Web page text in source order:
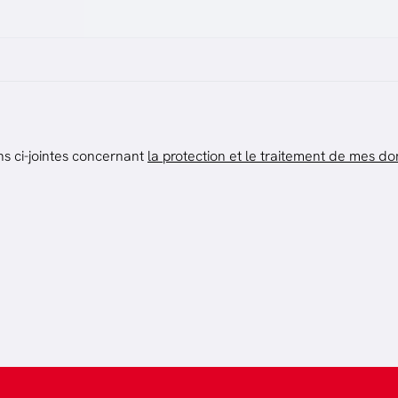
ci-jointes concernant la protection et le traitement de mes